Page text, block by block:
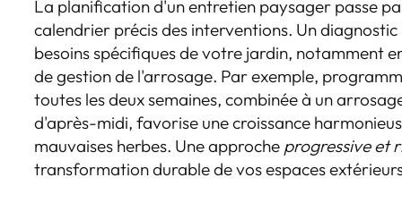
La planification d'un entretien paysager passe
calendrier précis des interventions. Un
besoins spécifiques de votre jardin, notamment
de gestion de l'arrosage. Par exemple,
toutes les deux semaines, combinée à un
d'après-midi, favorise une croissance
mauvaises herbes. Une approche progressive et
transformation durable de vos espaces